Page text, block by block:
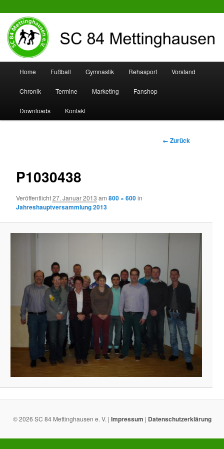
SC 84 Mettinghausen
Zum
Inhalt
wechseln
Zum
sekundären
Inhalt
Home Fußball Gymnastik Rehasport Vorstand
Chronik Termine Marketing Fanshop
Downloads Kontakt
Bilder-
← Zurück
P1030438
Veröffentlicht27. Januar 2013 am800 × 600in
Jahreshauptversammlung 2013
© 2026 SC 84 Mettinghausen e. V. | Impressum | Datenschutzerklärung